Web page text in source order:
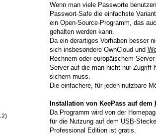
Wenn man viele Passworte
Passwort-Safe die einfachste
ein Open-Source-Programm, das
gehalten werden kann.
Da ein derartiges Vorhaben besser
sich insbesondere OwnCloud und
Rechnern oder europäischem
Server auf die man nicht nur Zugriff
sichern muss.
Die einfachere, für jeden nutzbare
Installation von KeePass auf dem
Da Programm wird von der
für die Nutzung auf dem USB-
Professional Edition ist gratis.